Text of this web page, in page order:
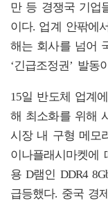
만 등 경쟁국 기업
이다. 업계 안팎에
해는 회사를 넘어
‘긴급조정권’ 발
15일 반도체 업계
해 최소화를 위해
시장 내 구형 메모
이나플래시마켓에
용 D램인 DDR4
급등했다. 중국 경